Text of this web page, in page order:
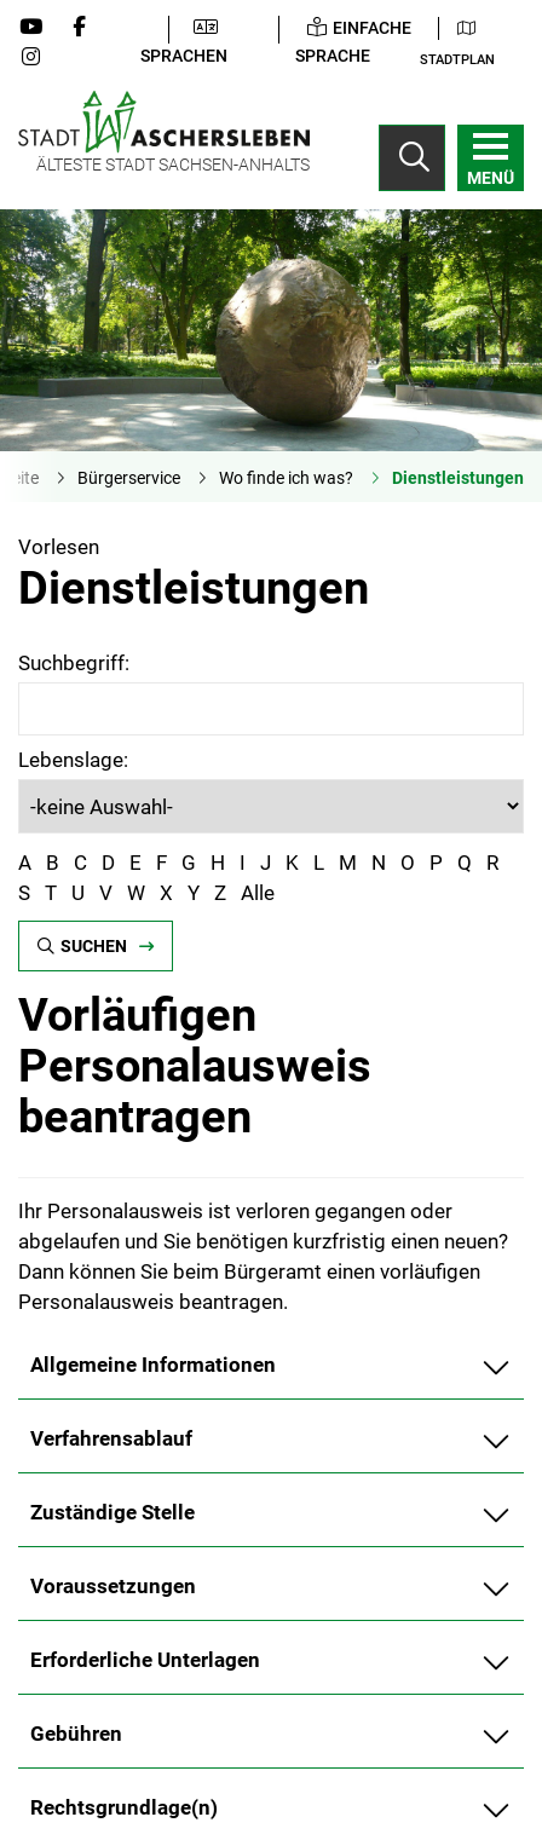
SPRACHEN
EINFACHE
SPRACHE
STADTPLAN
ÄLTESTE STADT SACHSEN-ANHALTS
MENÜ
Bürgerservice Wo finde ich was? Dienstleistungen
Vorlesen
Dienstleistungen
Suchbegriff:
Lebenslage:
A B C D E F G H I J K L M N O P Q
R
S T U V W X Y Z Alle
SUCHEN
Vorläufigen
Personalausweis
beantragen
Ihr Personalausweis ist verloren gegangen oder
abgelaufen und Sie benötigen kurzfristig einen neuen?
Dann können Sie beim Bürgeramt einen vorläufigen
Personalausweis beantragen.
Allgemeine Informationen
Verfahrensablauf
Zuständige Stelle
Voraussetzungen
Erforderliche Unterlagen
Gebühren
Rechtsgrundlage(n)